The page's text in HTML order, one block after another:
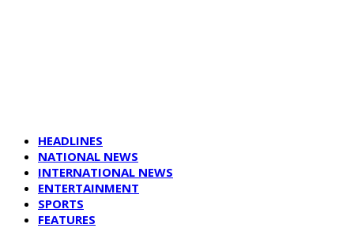
HEADLINES
NATIONAL NEWS
INTERNATIONAL NEWS
ENTERTAINMENT
SPORTS
FEATURES